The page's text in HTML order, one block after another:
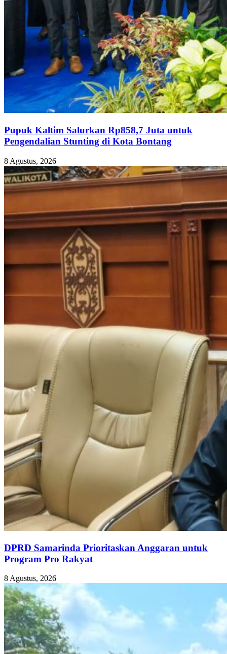
Pupuk Kaltim Salurkan Rp858,7 Juta untuk
Pengendalian Stunting di Kota Bontang
8 Agustus, 2026
DPRD Samarinda Prioritaskan Anggaran untuk
Program Pro Rakyat
8 Agustus, 2026